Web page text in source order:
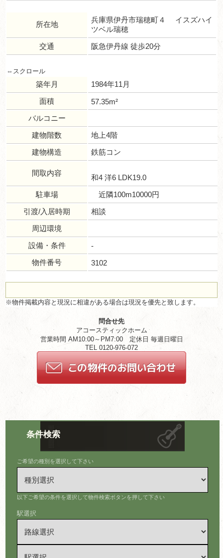
条件検索
ご希望の種別を選択して下さい
以下ご希望の条件を選択して物件検索ボタンを押して下さい
駅選択
所在地
兵庫県伊丹市瑞穂町４ イスズハイ
ツベル瑞穂
交通
阪急伊丹線 徒歩20分
築年月
1984年11月
面積
57.35m²
バルコニー
建物階数
地上4階
建物構造
鉄筋コン
間取内容
和4 洋6 LDK19.0
駐車場
近隣100m10000円
引渡/入居時期
相談
周辺環境
設備・条件
-
物件番号
3102
※物件掲載内容と現況に相違がある場合は現況を優先と致します。
問合せ先
アコースティックホーム
営業時間 AM10:00～PM7:00 定休日 毎週日曜日
TEL 0120-976-072